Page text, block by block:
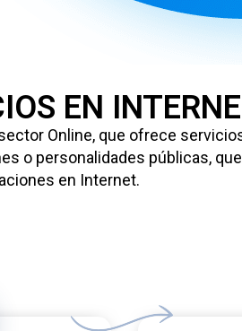
EN
Online, que ofrece
o personalidades públicas,
en Internet.